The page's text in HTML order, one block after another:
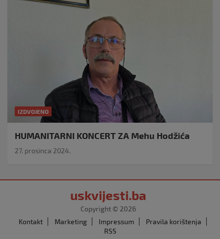
IZDVOJENO
HUMANITARNI KONCERT ZA Mehu Hodžića
27. prosinca 2024.
uskvijesti.ba
Copyright © 2026
Kontakt
Marketing Impressum
Pravila korištenja
RSS